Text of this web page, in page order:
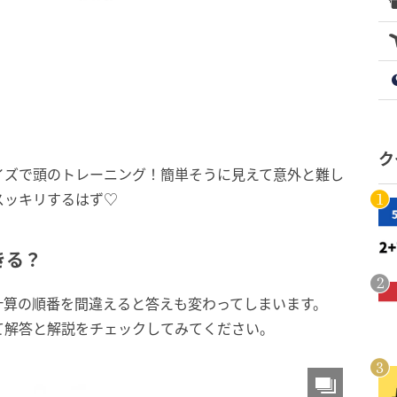
で頭のトレーニング！簡単そうに見えて意外と難し
ッキリするはず♡
？
の順番を間違えると答えも変わってしまいます。
答と解説をチェックしてみてください。